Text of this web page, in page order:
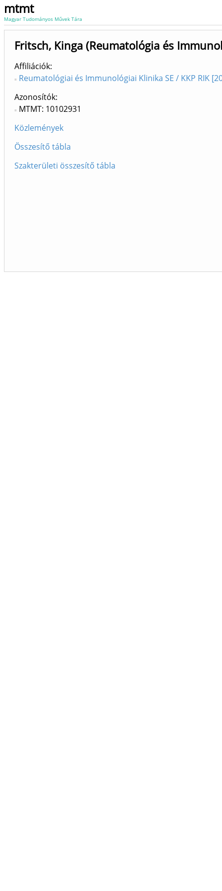
mtmt
Magyar Tudományos Művek Tára
Fritsch, Kinga (Reumatológia és
Affiliációk
Reumatológiai és Immunológiai Klinika SE / KKP RIK
Azonosítók
MTMT: 10102931
Közlemények
Összesítő tábla
Szakterületi összesítő tábla